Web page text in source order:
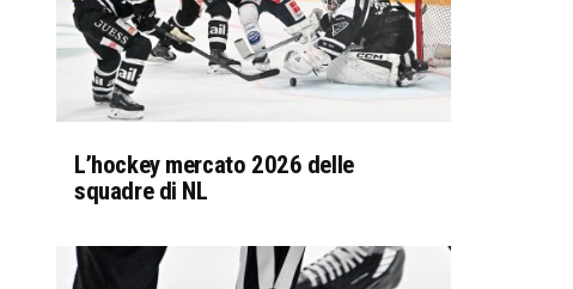
L’hockey mercato 2026 delle
squadre di NL